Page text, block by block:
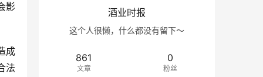
影
成
法
酒业时报
这个人很懒，什么都没有留下～
861
文章
0
粉丝